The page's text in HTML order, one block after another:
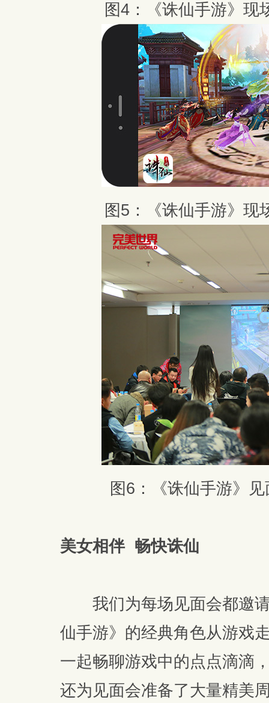
图4：《诛仙手游》现
图5：《诛仙手游》现
图6：《诛仙手游》
美女相伴 畅快诛仙
我们为每场见面会都邀请
仙手游》的经典角色从游戏
一起畅聊游戏中的点点滴滴
还为见面会准备了大量精美